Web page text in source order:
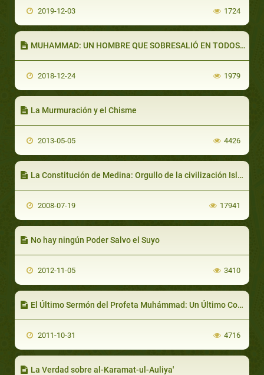
2019-12-03 1724
MUHAMMAD: UN HOMBRE QUE SOBRESALIÓ EN TODOS LOS ROLES (PARTE 2 DE 2): CUMPLIENDO SU MISIÓN DE MANERA EXCELSA
2018-12-24 1979
La Murmuración y el Chisme
2013-05-05 4426
La Constitución de Medina: Orgullo de la civilización Islámica. Por el Sr. Mohammad Massad Ruby
2008-07-19 17941
No hay ningún Poder Salvo el Suyo
2012-11-05 3410
El Último Sermón del Profeta Muhámmad: Un Último Consejo
2011-10-31 4716
La Verdad sobre al-Karamat-ul-Auliya'